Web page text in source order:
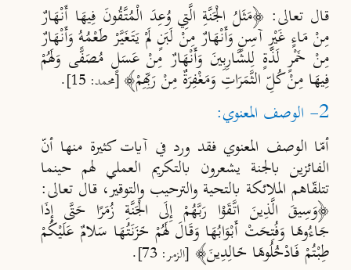
قال تعالى: ﴿مَثَلُ الْجَنَّةِ الَّتِي وُعِدَ الْمُتَّقُونَ فِيهَا أَنْهَارٌ
مِنْ مَاءٍ غَيْرِ آسِنٍ وَأَنْهَارٌ مِنْ لَبَنٍ لَمْ يَتَغَيَّرْ طَعْمُهُ وَأَنْهَارٌ
مِنْ خَمْرٍ لَذَّةٍ لِلشَّارِبِينَ وَأَنْهَارٌ مِنْ عَسَلٍ مُصَفًّى وَلَهُمْ
فِيهَا مِنْ كُلِّ الثَّمَرَاتِ وَمَغْفِرَةٌ مِنْ رَبِّهِمْ﴾[محمد: 15] .
2- الوصف المعنوي:
أمّا الوصف المعنوي فقد ورد في آيات كثيرة منها أنّ
الفائزين بالجنة يشعرون بالتكريم العملي لهم حينما
تتلقّاهم الملائكة بالتحية والترحيب والتوقير، قال تعالى:
﴿وَسِيقَ الَّذِينَ اتَّقَوْا رَبَّهُمْ إِلَى الْجَنَّةِ زُمَرًا حَتَّى إِذَا
جَاءُوهَا وَفُتِحَتْ أَبْوَابُهَا وَقَالَ لَهُمْ خَزَنَتُهَا سَلامٌ عَلَيْكُمْ
طِبْتُمْ فَادْخُلُوهَا خَالِدِينَ﴾ [الزمر: 73] .